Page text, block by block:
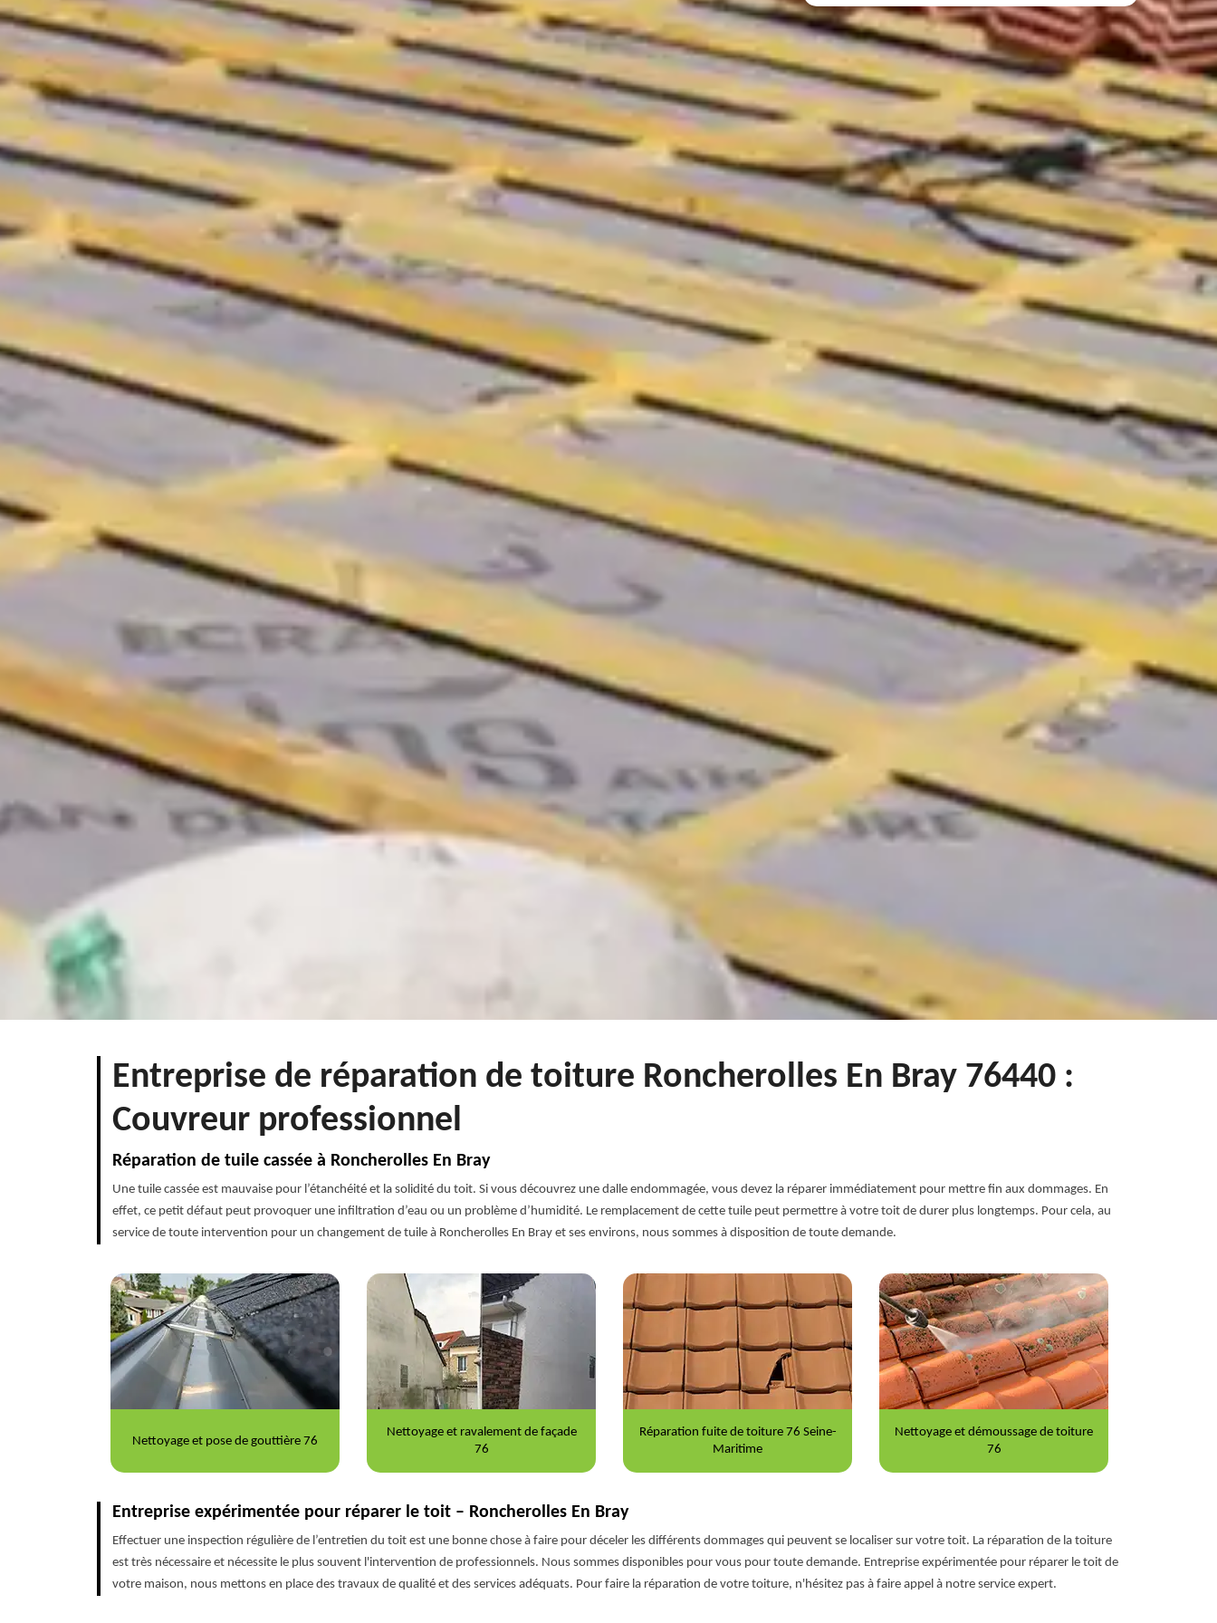
Entreprise de réparation de toiture Roncherolles En Bray 76440 :
Couvreur professionnel
Réparation de tuile cassée à Roncherolles En Bray
Une tuile cassée est mauvaise pour l’étanchéité et la solidité du toit. Si vous découvrez une dalle endommagée, vous devez la réparer immédiatement pour mettre fin aux dommages. En
effet, ce petit défaut peut provoquer une infiltration d’eau ou un problème d’humidité. Le remplacement de cette tuile peut permettre à votre toit de durer plus longtemps. Pour cela, au
service de toute intervention pour un changement de tuile à Roncherolles En Bray et ses environs, nous sommes à disposition de toute demande.
Nettoyage et ravalement de façade
Réparation fuite de toiture 76 Seine-
Maritime
Nettoyage et démoussage de toiture
76
Peinture sur tuile 76
Entreprise expérimentée pour réparer le toit – Roncherolles En Bray
Effectuer une inspection régulière de l’entretien du toit est une bonne chose à faire pour déceler les différents dommages qui peuvent se localiser sur votre toit. La réparation de la toiture
est très nécessaire et nécessite le plus souvent l'intervention de professionnels. Nous sommes disponibles pour vous pour toute demande. Entreprise expérimentée pour réparer le toit de
votre maison, nous mettons en place des travaux de qualité et des services adéquats. Pour faire la réparation de votre toiture, n'hésitez pas à faire appel à notre service expert.